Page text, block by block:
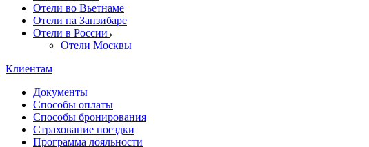
Отели во Вьетнаме
Отели на Занзибаре
Отели в России
Отели Москвы
Клиентам
Документы
Способы оплаты
Способы бронирования
Страхование поездки
Программа лояльности